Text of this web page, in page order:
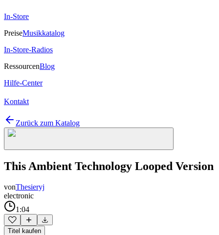
In-Store
PreiseMusikkatalog
In-Store-Radios
RessourcenBlog
Hilfe-Center
Kontakt
Zurück zum Katalog
This Ambient Technology Looped Version
vonThesieryj
electronic
1:04
Titel kaufen